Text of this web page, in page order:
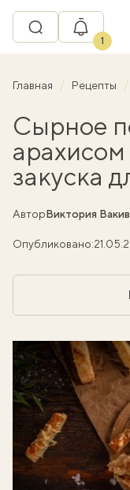
1
Главная Рецепты
Сырное
арахисом
закуска
АвторВиктория Вакив
Опубликовано: